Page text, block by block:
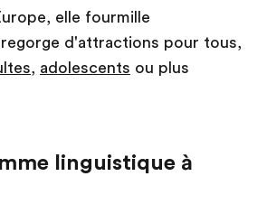
elle fourmille
d'attractions pour tous,
, adolescents ou plus
linguistique à